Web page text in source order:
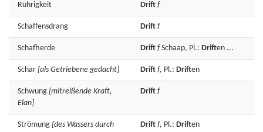
Rührigkeit Drift f
Schaffensdrang Drift f
Schafherde Drift fSchaap, Pl.: Driften ...
Schar [als Getriebene gedacht] Drift f, Pl.: Driften
Schwung [mitreißende Kraft,
Elan]
Drift f
Strömung [des Wassers durch
Drift f, Pl.: Driften